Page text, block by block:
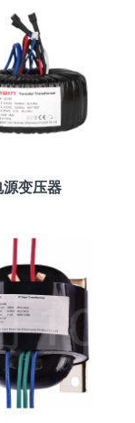
源变压器